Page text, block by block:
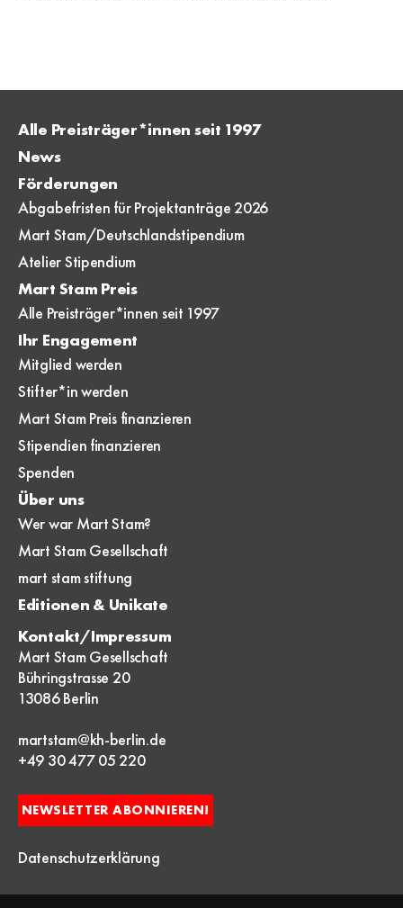
Alle Preisträger*innen seit 1997
News
Förderungen
Abgabefristen für Projektanträge 2026
Mart Stam/Deutschlandstipendium
Atelier Stipendium
Mart Stam Preis
Alle Preisträger*innen seit 1997
Ihr Engagement
Mitglied werden
Stifter*in werden
Mart Stam Preis finanzieren
Stipendien finanzieren
Spenden
Über uns
Wer war Mart Stam?
Mart Stam Gesellschaft
mart stam stiftung
Editionen & Unikate
Kontakt/Impressum
Mart Stam Gesellschaft
Bühringstrasse 20
13086 Berlin
martstam@kh-berlin.de
+49 30 477 05 220
NEWSLETTER ABONNIEREN!
Datenschutzerklärung